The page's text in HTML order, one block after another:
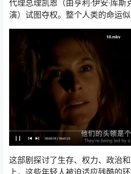
代理总理凯恩（由亨利·伊安·库
演）试图夺权。整个人类的命运似
这部剧探讨了生存、权力、政治
上，这些年轻人被迫适应残酷的